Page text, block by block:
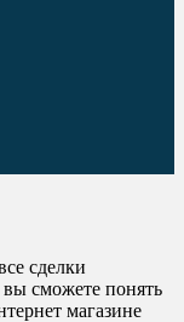
сделки
сможете понять
магазине